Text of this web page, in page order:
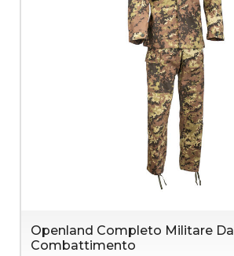
Openland Completo Militare Da
Combattimento